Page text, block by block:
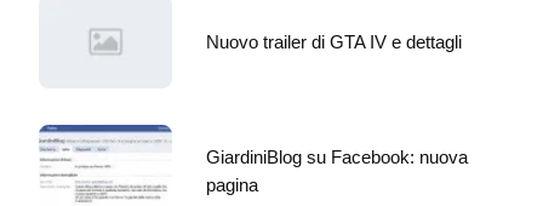
Nuovo trailer di GTA IV e dettagli
GiardiniBlog su Facebook: nuova
pagina